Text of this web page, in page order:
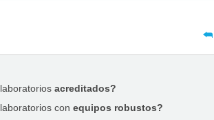
acreditados?
con equipos robustos?